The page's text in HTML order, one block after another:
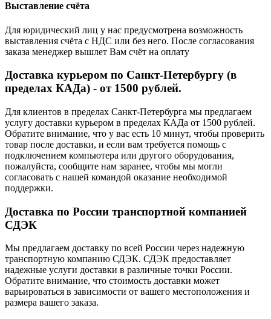
Выставление счёта
Для юридический лиц у нас предусмотрена возможность
выставления счёта с НДС или без него. После согласования
заказа менеджер вышлет Вам счёт на оплату
Доставка курьером по Санкт-Петербургу (в
пределах КАДа) - от 1500 рублей.
Для клиентов в пределах Санкт-Петербурга мы предлагаем
услугу доставки курьером в пределах КАДа от 1500 рублей.
Обратите внимание, что у вас есть 10 минут, чтобы проверить
товар после доставки, и если вам требуется помощь с
подключением компьютера или другого оборудования,
пожалуйста, сообщите нам заранее, чтобы мы могли
согласовать с нашей командой оказание необходимой
поддержки.
Доставка по России транспортной компанией
СДЭК
Мы предлагаем доставку по всей России через надежную
транспортную компанию СДЭК. СДЭК предоставляет
надежные услуги доставки в различные точки России.
Обратите внимание, что стоимость доставки может
варьироваться в зависимости от вашего местоположения и
размера вашего заказа.